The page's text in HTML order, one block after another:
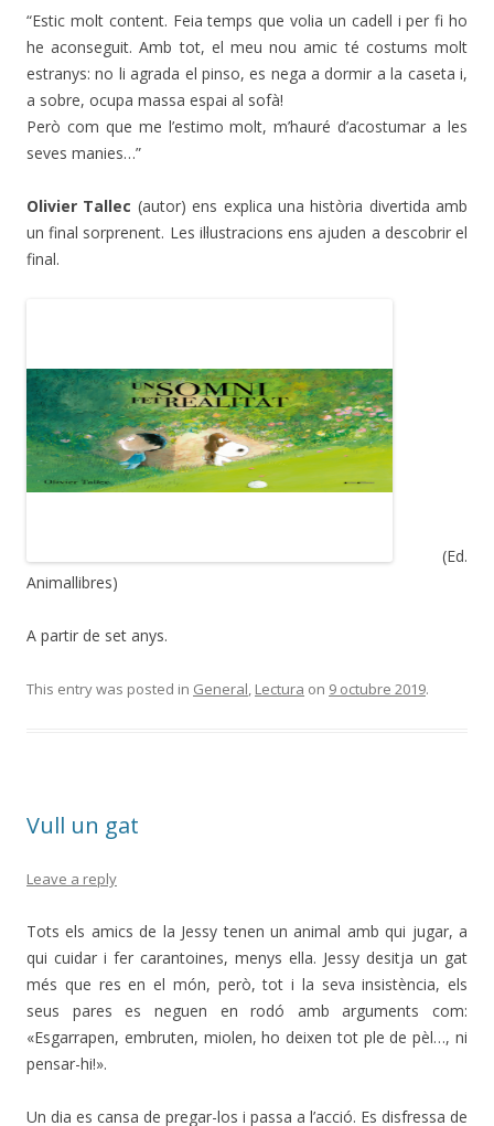
“Estic molt content. Feia temps que volia un cadell i per fi ho
he aconseguit. Amb tot, el meu nou amic té costums molt
estranys: no li agrada el pinso, es nega a dormir a la caseta i,
a sobre, ocupa massa espai al sofà!
Però com que me l’estimo molt, m’hauré d’acostumar a les
seves manies…”
Olivier Tallec (autor) ens explica una història divertida amb
un final sorprenent. Les il·lustracions ens ajuden a descobrir el
final.
(Ed.
Animallibres)
A partir de set anys.
This entry was posted in General Lectura on 9 octubre 2019.
Vull un gat
Leave a reply
Tots els amics de la Jessy tenen un animal amb qui jugar, a
qui cuidar i fer carantoines, menys ella. Jessy desitja un gat
més que res en el món, però, tot i la seva insistència, els
seus pares es neguen en rodó amb arguments com:
«Esgarrapen, embruten, miolen, ho deixen tot ple de pèl…, ni
pensar-hi!».
Un dia es cansa de pregar-los i passa a l’acció. Es disfressa de